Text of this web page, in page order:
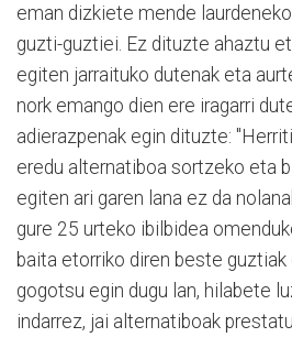
eman dizkiete mende
guzti-guztiei. Ez dituzte ahaztu
egiten jarraituko dutenak eta
nork emango dien ere iragarri
adierazpenak egin dituzte:
eredu alternatiboa sortzeko eta
egiten ari garen lana ez da
gure 25 urteko ibilbidea
baita etorriko diren beste guztiak
gogotsu egin dugu lan, hilabete
indarrez, jai alternatiboak